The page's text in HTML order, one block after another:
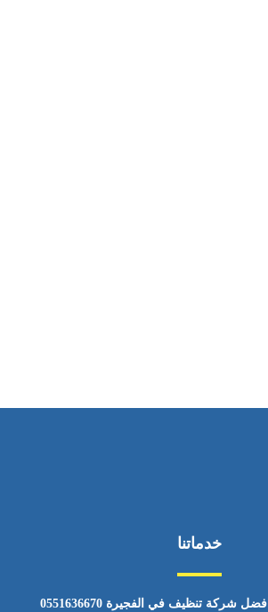
خدماتنا
افضل شركة تنظيف في الفجيرة 0551636670